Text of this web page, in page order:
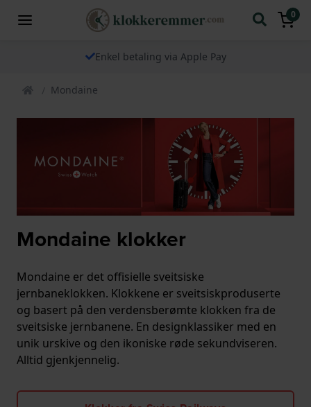
0
Enkel betaling via Apple Pay
Mondaine
Mondaine klokker
Mondaine er det offisielle sveitsiske
jernbaneklokken. Klokkene er sveitsiskproduserte
og basert på den verdensberømte klokken fra de
sveitsiske jernbanene. En designklassiker med en
unik urskive og den ikoniske røde sekundviseren.
Alltid gjenkjennelig.